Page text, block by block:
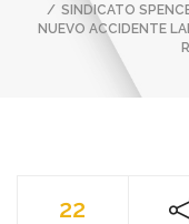
SINDICATO
NUEVO ACCIDENTE
22